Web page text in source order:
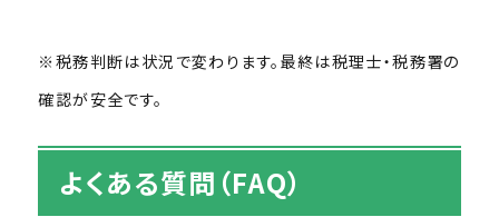
※税務判断は状況で変わります。最終は税理士・税務署の
確認が安全です。
よくある質問（FAQ）